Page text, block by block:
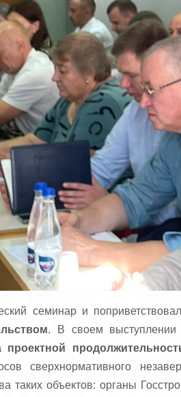
семинар и
. В своем
проектной
сверхнормативного
таких объектов: органы